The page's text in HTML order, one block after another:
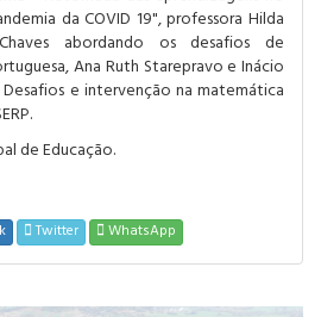
da COVID 19", professora Hilda
abordando os desafios de
Ana Ruth Starepravo e Inácio
e intervenção na matemática
de Educação.
Twitter WhatsApp